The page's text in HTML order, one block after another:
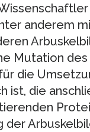
anderem
Mutation des
die
ist, die
der